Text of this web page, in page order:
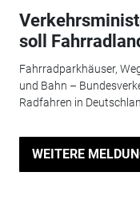
soll
Fahrradparkhäuser,
und Bahn –
Radfahren in
WEITERE